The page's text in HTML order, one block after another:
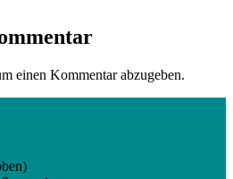
einen Kommentar abzugeben.